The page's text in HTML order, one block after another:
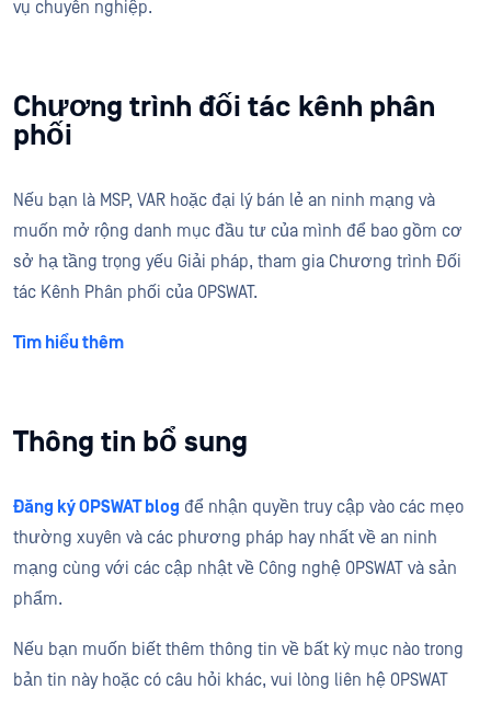
vụ chuyên nghiệp.
Chương trình đối tác kênh phân
phối
Nếu bạn là MSP, VAR hoặc đại lý bán lẻ an ninh mạng và
muốn mở rộng danh mục đầu tư của mình để bao gồm cơ
sở hạ tầng trọng yếu Giải pháp, tham gia Chương trình Đối
tác Kênh Phân phối của OPSWAT.
Tìm hiểu thêm
Thông tin bổ sung
Đăng ký OPSWAT blog để nhận quyền truy cập vào các mẹo
thường xuyên và các phương pháp hay nhất về an ninh
mạng cùng với các cập nhật về Công nghệ OPSWAT và sản
phẩm.
Nếu bạn muốn biết thêm thông tin về bất kỳ mục nào trong
bản tin này hoặc có câu hỏi khác, vui lòng liên hệ OPSWAT